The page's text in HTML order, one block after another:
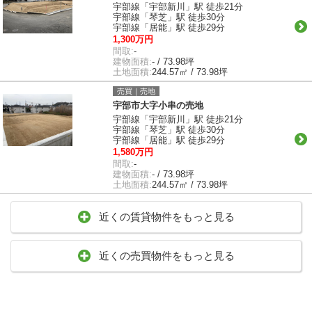
宇部線「宇部新川」駅 徒歩21分
宇部線「琴芝」駅 徒歩30分
宇部線「居能」駅 徒歩29分
1,300万円
間取:-
建物面積:- / 73.98坪
土地面積:244.57㎡ / 73.98坪
売買｜売地
宇部市大字小串の売地
宇部線「宇部新川」駅 徒歩21分
宇部線「琴芝」駅 徒歩30分
宇部線「居能」駅 徒歩29分
1,580万円
間取:-
建物面積:- / 73.98坪
土地面積:244.57㎡ / 73.98坪
近くの賃貸物件をもっと見る
近くの売買物件をもっと見る